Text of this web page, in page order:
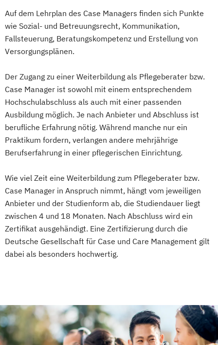
Auf dem Lehrplan des Case Managers finden sich Punkte
wie Sozial- und Betreuungsrecht, Kommunikation,
Fallsteuerung, Beratungskompetenz und Erstellung von
Versorgungsplänen.
Der Zugang zu einer Weiterbildung als Pflegeberater bzw.
Case Manager ist sowohl mit einem entsprechendem
Hochschulabschluss als auch mit einer passenden
Ausbildung möglich. Je nach Anbieter und Abschluss ist
berufliche Erfahrung nötig. Während manche nur ein
Praktikum fordern, verlangen andere mehrjährige
Berufserfahrung in einer pflegerischen Einrichtung.
Wie viel Zeit eine Weiterbildung zum Pflegeberater bzw.
Case Manager in Anspruch nimmt, hängt vom jeweiligen
Anbieter und der Studienform ab, die Studiendauer liegt
zwischen 4 und 18 Monaten. Nach Abschluss wird ein
Zertifikat ausgehändigt. Eine Zertifizierung durch die
Deutsche Gesellschaft für Case und Care Management gilt
dabei als besonders hochwertig.